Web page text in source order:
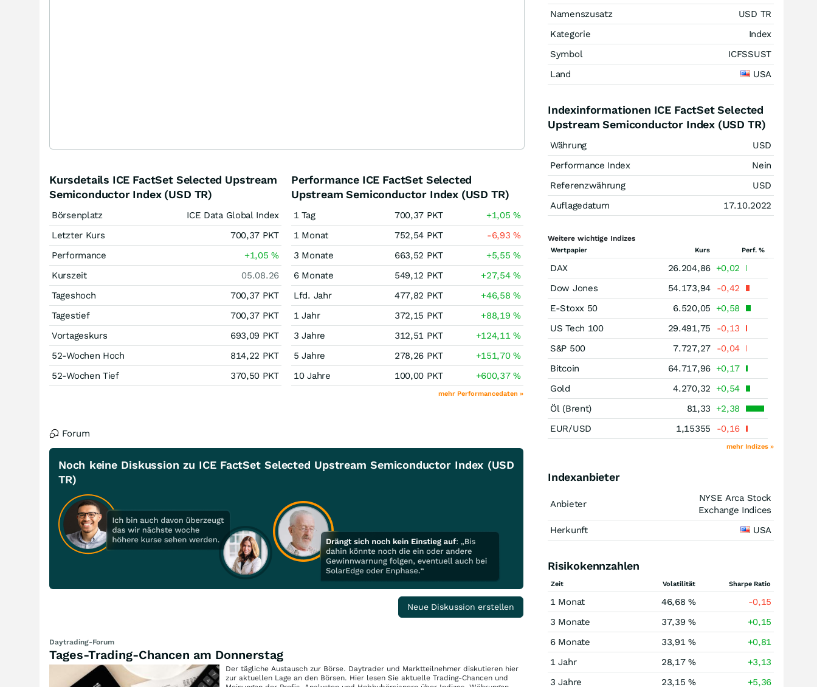
Kursdetails ICE FactSet Selected Upstream
Semiconductor Index (USD TR)
Börsenplatz
ICE Data Global Index
Letzter Kurs
700,37 PKT
Performance
+1,05%
Kurszeit
05.08.26
Tageshoch
700,37 PKT
Tagestief
700,37 PKT
Vortageskurs
693,09 PKT
52-Wochen Hoch
814,22 PKT
52-Wochen Tief
370,50 PKT
Performance ICE FactSet Selected
Upstream Semiconductor Index (USD TR)
1 Tag 700,37 PKT +1,05%
1 Monat
752,54 PKT -6,93%
3 Monate
663,52 PKT +5,55%
6 Monate
549,12 PKT +27,54%
Lfd. Jahr
477,82 PKT +46,58%
1 Jahr
372,15 PKT +88,19%
3 Jahre
312,51 PKT +124,11%
5 Jahre
278,26 PKT +151,70%
10 Jahre
100,00 PKT +600,37%
mehr Performancedaten »
Forum
Noch keine Diskussion zu ICE FactSet Selected Upstream Semiconductor Index (USD
TR)
Neue Diskussion erstellen
Daytrading-Forum
Tages-Trading-Chancen am Donnerstag
Der tägliche Austausch zur Börse. Daytrader und Marktteilnehmer diskutieren hier
zur aktuellen Lage an den Börsen. Hier lesen Sie aktuelle Trading-Chancen und
Namenszusatz
USD TR
Kategorie
Index
Symbol
ICFSSUST
Land
USA
Indexinformationen ICE FactSet Selected
Upstream Semiconductor Index (USD TR)
Währung
USD
Performance Index
Nein
Referenzwährung
USD
Auflagedatum
17.10.2022
Weitere wichtige Indizes
Wertpapier Kurs Perf. %
DAX 26.204,86 +0,02
Dow Jones
54.173,94
-0,42
E-Stoxx 50
6.520,05
+0,58
US Tech 100
29.491,75
-0,13
S&P 500
7.727,27
-0,04
Bitcoin
64.717,96 +0,17
Gold
4.270,32
+0,54
Öl (Brent)
81,33
+2,38
EUR/USD
1,15355 -0,16
mehr Indizes »
Indexanbieter
Anbieter
NYSE Arca Stock
Exchange Indices
Herkunft
USA
Risikokennzahlen
Zeit Volatilität Sharpe Ratio
1 Monat 46,68 %
-0,15
3 Monate
37,39 %
+0,15
6 Monate
33,91 %
+0,81
1 Jahr
28,17 %
+3,13
3 Jahre
23,15 %
+5,36